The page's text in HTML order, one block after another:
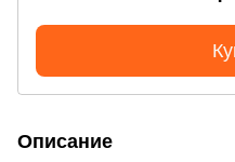
Описание